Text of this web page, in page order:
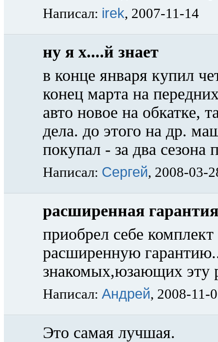
Написал: irek, 2007-11-14
ну я х....й знает
в конце января купил
конец марта на
авто новое на обкатке,
дела. до этого на др.
покупал - за два
Написал: Сергей, 2008-03-
расширенная
приобрел себе
расширенную
знакомых,юзающих эту
Написал: Андрей, 2008-11-
Это самая лучшая.